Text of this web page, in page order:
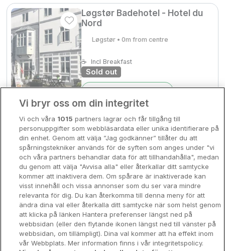
Oslo
Bergen
Hela Danmark
Løgstør Badehotel - Hotel du
Nord
Løgstør • 0m from centre
☕ Incl Breakfast
Sold out
Check other dates
Løgstør Parkhotel
Løgstør • 0m from centre
☕ Incl Breakfast
Sold out
Check other dates
Hotellweekend
Familjerum
Europa
Premiumhotell
Kompisweekend
Storstadsweekend
Hotellrum under 995 kr
Spahotell
Sydsverige
Om Hotellpremien
Nya hotell
Stadsweekend
Vi bryr oss om din integritet
Vi och våra 1015 partners lagrar och får tillgång till
personuppgifter som webbläsardata eller unika identifierare på
din enhet. Genom att välja ”Jag godkänner” tillåter du att
spårningstekniker används för de syften som anges under "vi
och våra partners behandlar data för att tillhandahålla", medan
du genom att välja "Avvisa alla" eller återkallar ditt samtycke
kommer att inaktivera dem. Om spårare är inaktiverade kan
visst innehåll och vissa annonser som du ser vara mindre
relevanta för dig. Du kan återkomma till denna meny för att
ändra dina val eller återkalla ditt samtycke när som helst genom
att klicka på länken Hantera preferenser längst ned på
webbsidan (eller den flytande ikonen längst ned till vänster på
webbsidan, om tillämpligt). Dina val kommer att ha effekt inom
vår Webbplats. Mer information finns i vår integritetspolicy.